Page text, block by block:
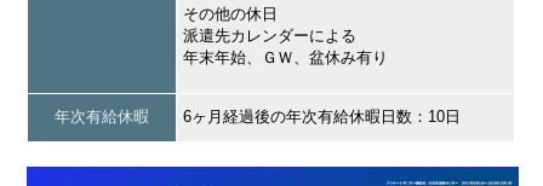
その他の休日
派遣先カレンダーによる
年末年始、ＧＷ、盆休み有り
年次有給休暇 6ヶ月経過後の年次有給休暇日数：10日